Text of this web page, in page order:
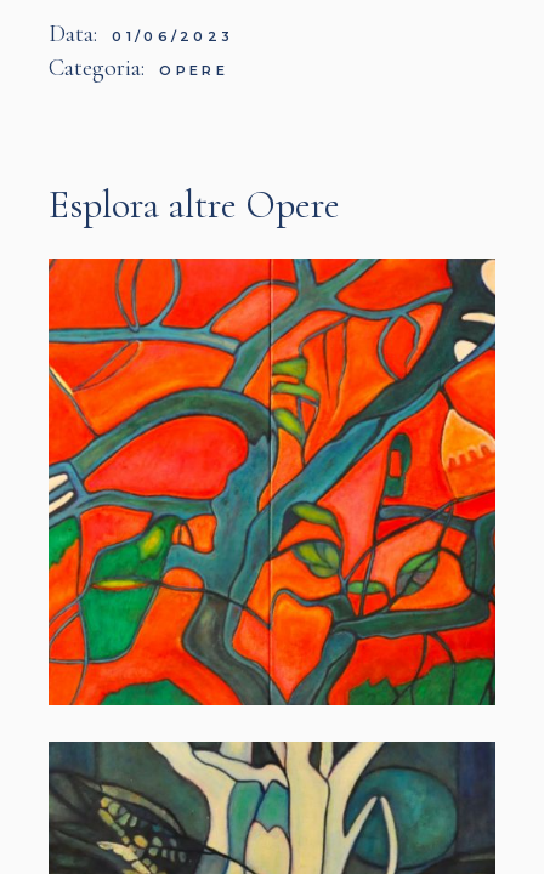
Data: 01/06/2023
Categoria: OPERE
Esplora altre Opere